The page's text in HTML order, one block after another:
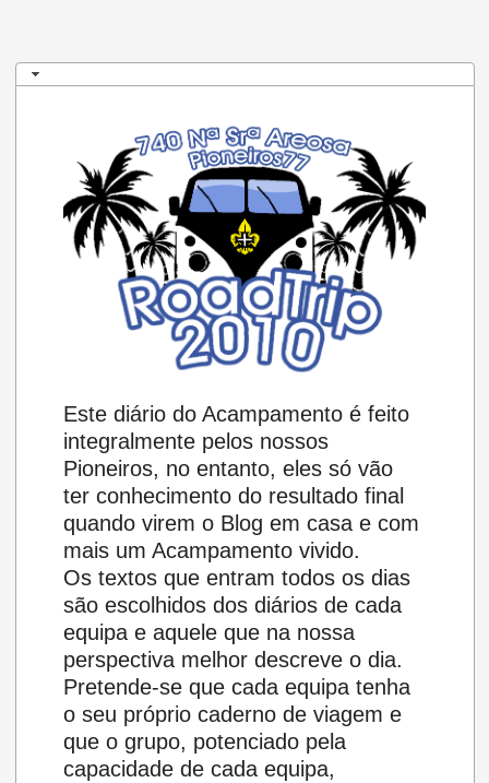
Este diário do Acampamento é feito
integralmente pelos nossos
Pioneiros, no entanto, eles só vão
ter conhecimento do resultado final
quando virem o Blog em casa e com
mais um Acampamento vivido.
Os textos que entram todos os dias
são escolhidos dos diários de cada
equipa e aquele que na nossa
perspectiva melhor descreve o dia.
Pretende-se que cada equipa tenha
o seu próprio caderno de viagem e
que o grupo, potenciado pela
capacidade de cada equipa,